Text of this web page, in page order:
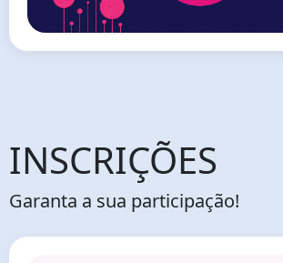
INSCRIÇÕES
Garanta a sua participação!